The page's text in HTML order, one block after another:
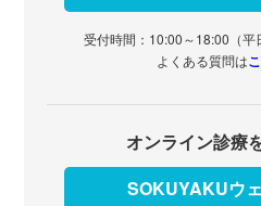
受付時間：10:00～18:00（平
よくある質問は
オンライン診療
SOKUYAKUウ